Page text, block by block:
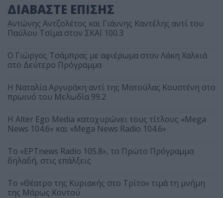
ΔΙΑΒΑΣΤΕ ΕΠΙΣΗΣ
Αντώνης Αντζολέτος και Γιάννης Καντέλης αντί του
Παύλου Τσίμα στον ΣΚΑΪ 100.3
O Γιώργος Τσάμπρας με αφιέρωμα στον Λάκη Χαλκιά
στο Δεύτερο Πρόγραμμα
Η Ναταλία Αργυράκη αντί της Ματούλας Κουστένη στο
πρωινό του Μελωδία 99.2
Η Alter Ego Media κατοχυρώνει τους τίτλους «Mega
News 104.6» και «Mega News Radio 104.6»
Το «ΕΡΤnews Radio 105.8», το Πρώτο Πρόγραμμα
δηλαδή, στις επάλξεις
Το «Θέατρο της Κυριακής στο Τρίτο» τιμά τη μνήμη
της Μάρως Κοντού